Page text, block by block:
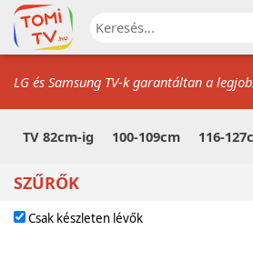
LG és Samsung TV-k garantáltan a
TV 82cm-ig 100-109cm 116-
SZŰRŐK
Csak készleten lévők